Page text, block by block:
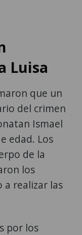
Luisa
que un
del crimen
Ismael
edad. Los
de la
los
a realizar las
por los